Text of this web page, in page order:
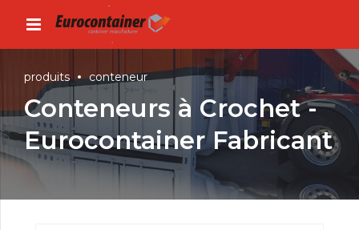
produits conteneur
Conteneurs à Crochet -
Eurocontainer Fabricant